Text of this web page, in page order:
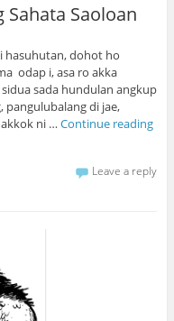
Saoloan
hasuhutan, dohot ho
odap i, asa ro akka
sada hundulan angkup
pangulubalang di jae,
ni … Continue reading
Leave a reply